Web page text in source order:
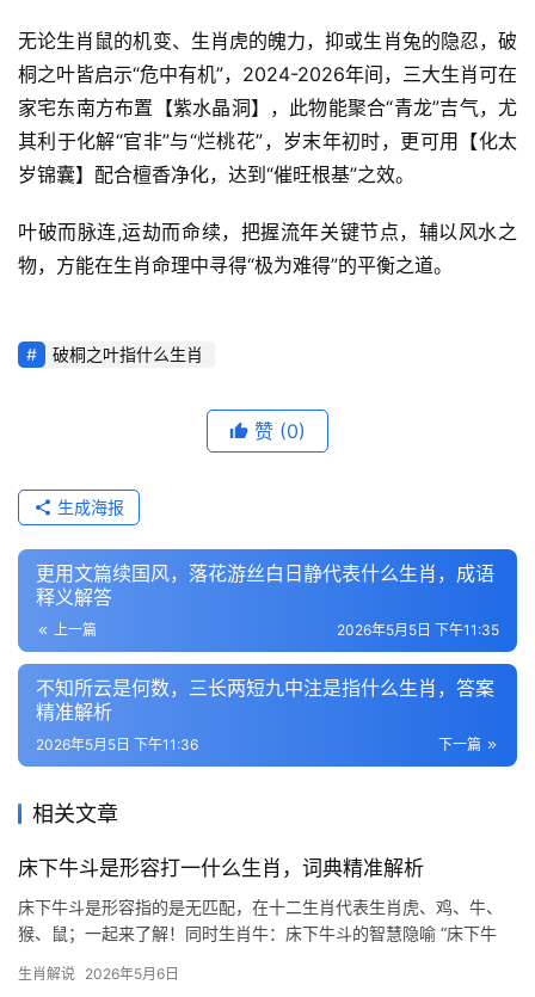
无论生肖鼠的机变、生肖虎的魄力，抑或生肖兔的隐忍，破
桐之叶皆启示“危中有机”，2024-2026年间，三大生肖可在
家宅东南方布置【紫水晶洞】，此物能聚合“青龙”吉气，尤
其利于化解“官非”与“烂桃花”，岁末年初时，更可用【化太
岁锦囊】配合檀香净化，达到“催旺根基”之效。
叶破而脉连,运劫而命续，把握流年关键节点，辅以风水之
物，方能在生肖命理中寻得“极为难得”的平衡之道。
破桐之叶指什么生肖
赞 (0)
生成海报
更用文篇续国风，落花游丝白日静代表什么生肖，成语
释义解答
上一篇 2026年5月5日 下午11:35
不知所云是何数，三长两短九中注是指什么生肖，答案
精准解析
下一篇
2026年5月5日 下午11:36
相关文章
床下牛斗是形容打一什么生肖，词典精准解析
床下牛斗是形容指的是无匹配，在十二生肖代表生肖虎、鸡、牛、
猴、鼠；一起来了解！同时生肖牛：床下牛斗的智慧隐喻 “床下牛
征，而床下空间狭小，两牛相斗必伤根本，此典故映射生肖牛者性
生肖解说 2026年5月6日